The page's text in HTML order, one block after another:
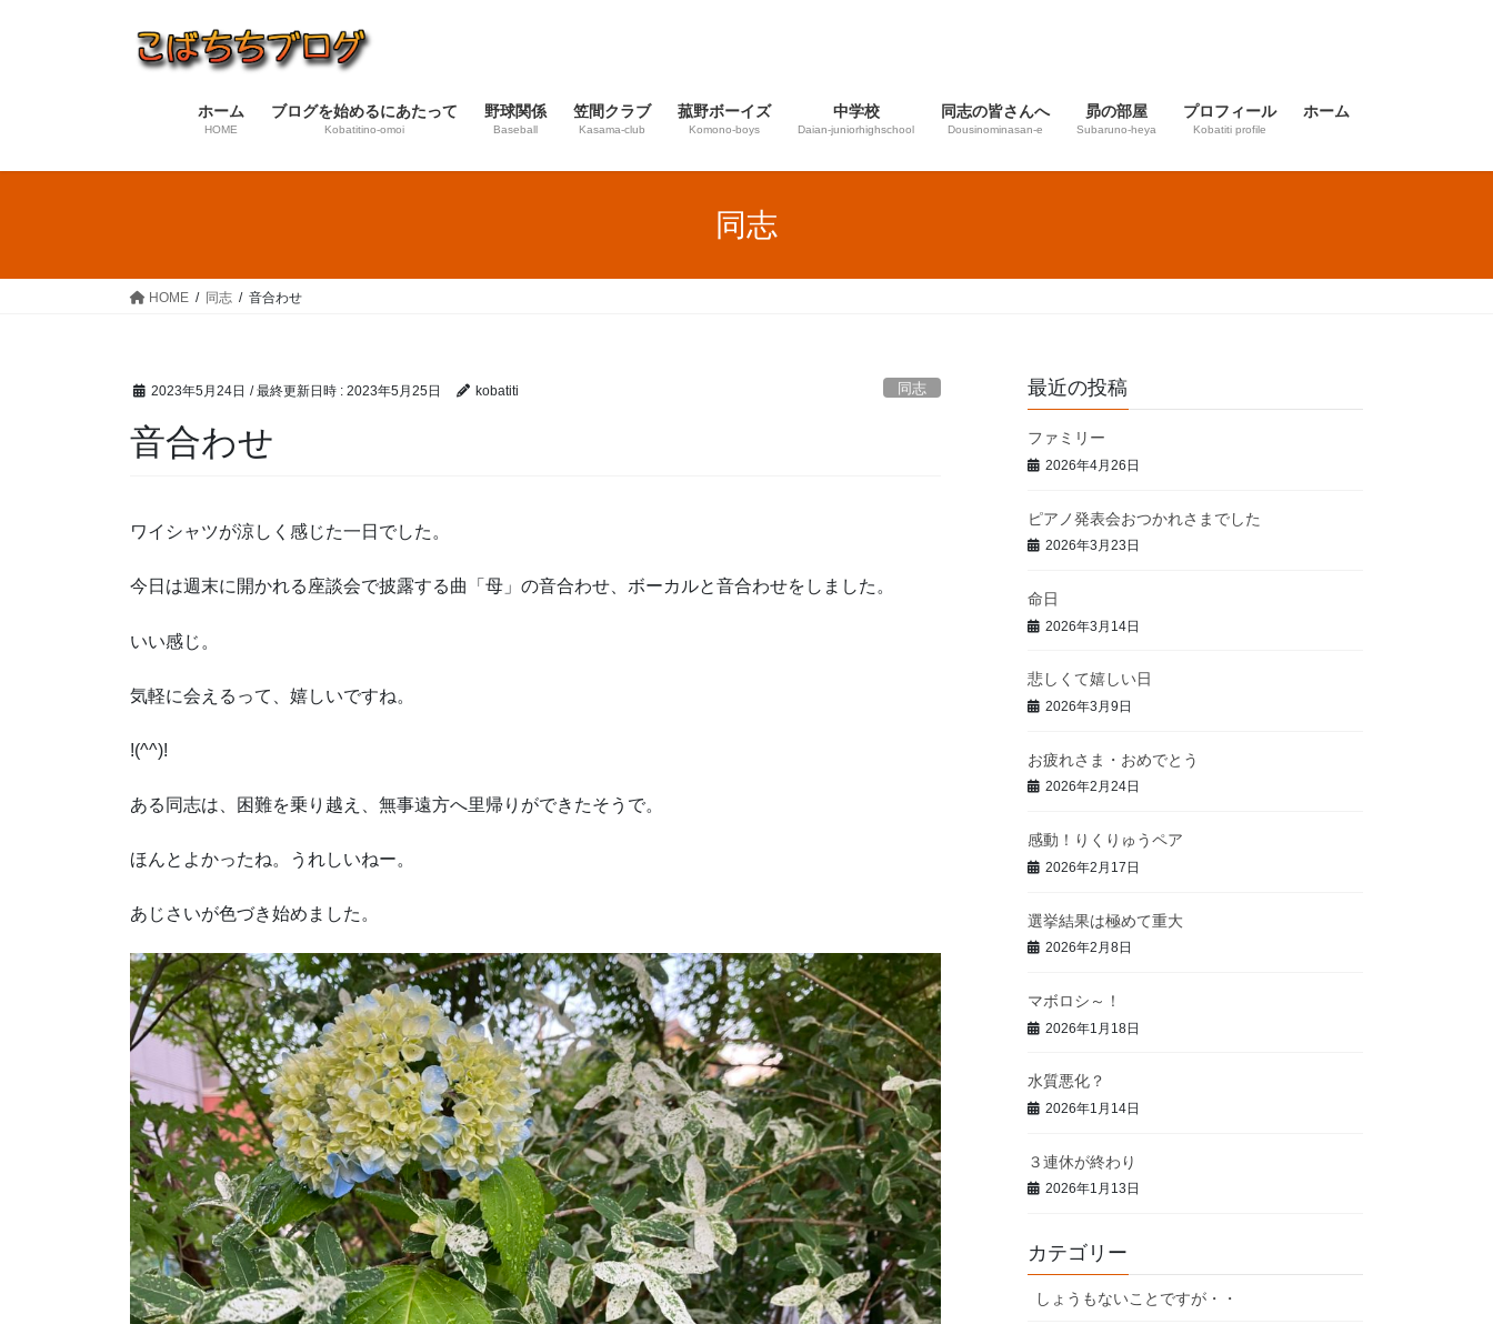
ス
ン
ホーム
HOME
ブログを始めるにあたって
Kobatitino-omoi
野球関係
Baseball
笠間クラブ
Kasama-club
菰野ボーイズ
Komono-boys
中学校
Daian‐juniorhighschool
同志の皆さんへ
Dousinominasan-e
昴の部屋
Subaruno-heya
プロフィール
Kobatiti profile
ホーム
同志
HOME 同志 音合わせ
2023年5月24日 / 最終更新日時 : 2023年5月25日 kobatiti 同志
音合わせ
ワイシャツが涼しく感じた一日でした。
今日は週末に開かれる座談会で披露する曲「母」の音合わせ、ボーカルと音合わせをしました。
いい感じ。
気軽に会えるって、嬉しいですね。
!(^^)!
ある同志は、困難を乗り越え、無事遠方へ里帰りができたそうで。
ほんとよかったね。うれしいねー。
あじさいが色づき始めました。
最近の投稿
ファミリー
2026年4月26日
ピアノ発表会おつかれさまでした
2026年3月23日
命日
2026年3月14日
悲しくて嬉しい日
2026年3月9日
お疲れさま・おめでとう
2026年2月24日
感動！りくりゅうペア
2026年2月17日
選挙結果は極めて重大
2026年2月8日
マボロシ～！
2026年1月18日
水質悪化？
2026年1月14日
３連休が終わり
2026年1月13日
カテゴリー
しょうもないことですが・・